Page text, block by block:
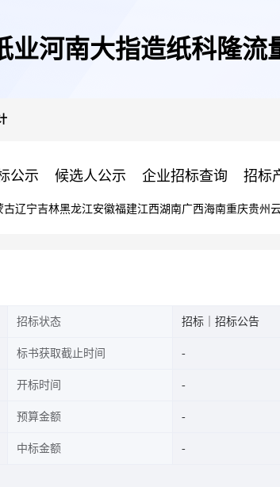
业河南大指造纸科隆流
公示 候选人公示 企业招标查询 招标
古辽宁吉林黑龙江安徽福建江西湖南广西海南重庆贵州
招标状态 招标｜招标公告
标书获取截止时间
开标时间
预算金额
中标金额